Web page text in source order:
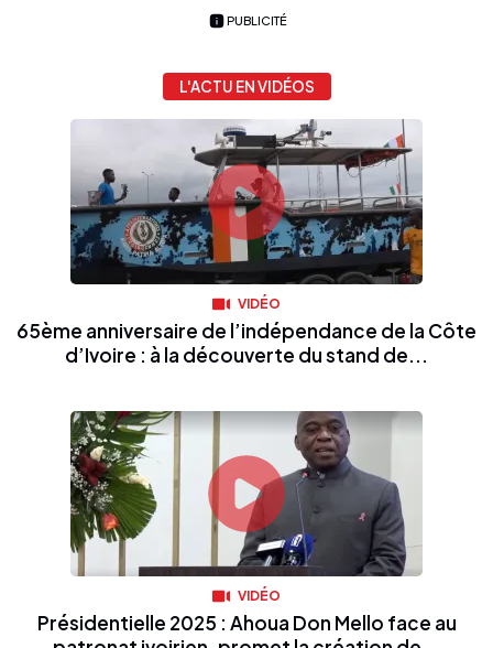
PUBLICITÉ
L'ACTU EN VIDÉOS
VIDÉO
65ème anniversaire de l’indépendance de la Côte
d’Ivoire : à la découverte du stand de...
VIDÉO
Présidentielle 2025 : Ahoua Don Mello face au